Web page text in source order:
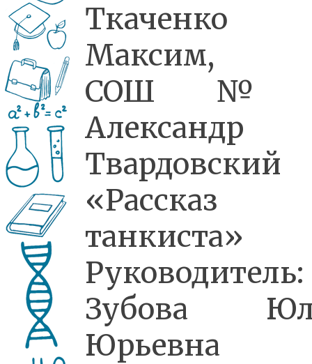
Ткаченко
Максим,
Александр
Твардовский
«Рассказ
танкиста»
Руководитель:
Зубова
Юрьевна